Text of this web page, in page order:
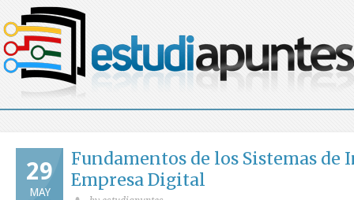
29
MAY
Fundamentos de los Sistemas
Empresa Digital